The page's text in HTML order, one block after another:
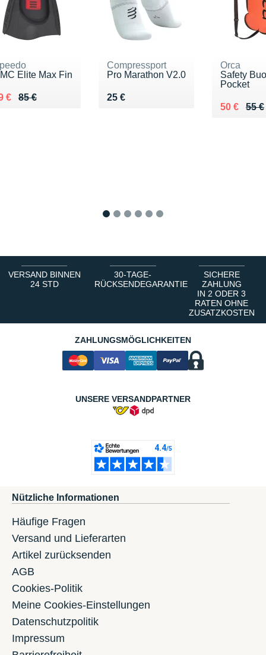
Elite Max Fin
85 €
lieu de 85 €
€ 69 €
Compressport
Pro Marathon V2.0
25 €
Vendu 25 €
Orca
Safety
Pocket
55 €
Au lieu de
50 €
Vendu 50
VERSAND BINNEN
24 STD
30-TAGE-
RÜCKSENDEGARANTIE
SICHERE
ZAHLUNG
IN 2 ODER 3
RATEN OHNE
ZUSATZKOSTEN
ZAHLUNGSMÖGLICHKEITEN
UNSERE VERSANDPARTNER
Nützliche Informationen
Häufige Fragen
Versand und Lieferarten
Artikel zurücksenden
AGB
Cookies-Politik
Meine Cookies-Einstellungen
Datenschutzpolitik
Impressum